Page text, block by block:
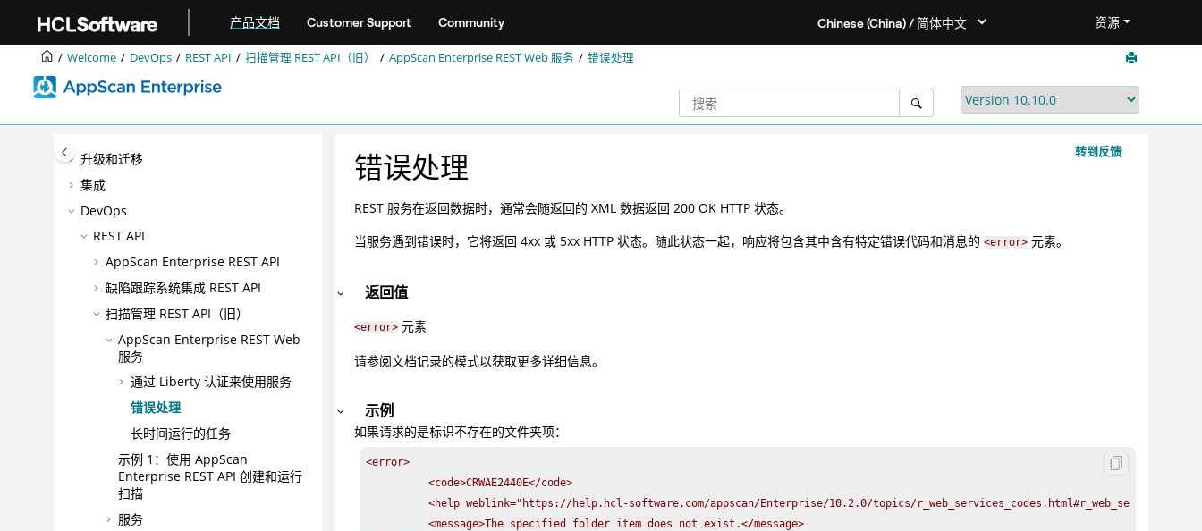
产品文档 Customer Support Community 资源
Welcome DevOps REST API 扫描管理 REST API（旧） AppScan Enterprise REST Web 服务 错误处理
欢迎
企业的AppScan®无障碍功能
升级和迁移
集成
DevOps
REST API
AppScan Enterprise REST API
缺陷跟踪系统集成 REST API
扫描管理 REST API（旧）
AppScan Enterprise REST Web
服务
通过 Liberty 认证来使用服务
错误处理
长时间运行的任务
示例 1：使用 AppScan
Enterprise REST API 创建和运行
扫描
服务
转到反馈
错误处理
REST 服务在返回数据时，通常会随返回的 XML 数据返回 200 OK HTTP 状态。
当服务遇到错误时，它将返回 4xx 或 5xx HTTP 状态。随此状态一起，响应将包含其中含有特定错误代码和消息的<error> 元素。
返回值
<error> 元素
请参阅文档记录的模式以获取更多详细信息。
示例
如果请求的是标识不存在的文件夹项：
<error>
          <code>CRWAE2440E</code>
<help weblink="https://help.hcl-software.com/appscan/Enterprise/10.2.0/topics/
          <message>The specified folder item does not exist.</message>